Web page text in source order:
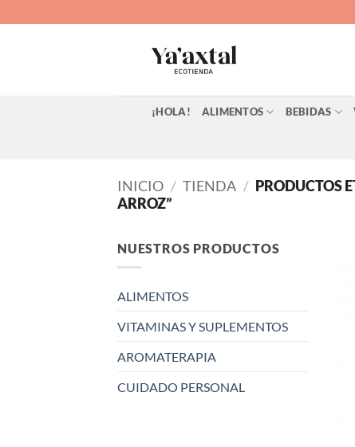
al
¡HOLA! ALIMENTOS BEBIDAS
INICIO / TIENDA / PRODUCTOS
ARROZ”
NUESTROS PRODUCTOS
ALIMENTOS
VITAMINAS Y SUPLEMENTOS
AROMATERAPIA
CUIDADO PERSONAL